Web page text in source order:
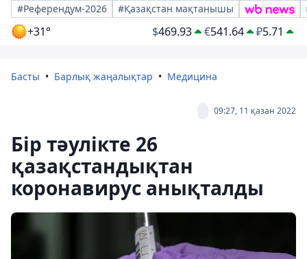
#Референдум-2026
#Қазақстан мақтанышы
+31° $469.93 €541.64 ₽5.71
Басты Барлық жаңалықтар Медицина
09:27, 11 қазан 2022
Бір тәулікте 26
қазақстандықтан
коронавирус анықталды